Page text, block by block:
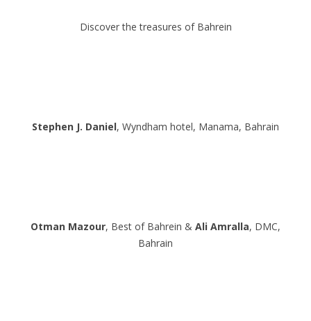
Discover the treasures of Bahrein
Stephen J. Daniel, Wyndham hotel, Manama, Bahrain
Otman Mazour, Best of Bahrein & Ali Amralla, DMC,
Bahrain